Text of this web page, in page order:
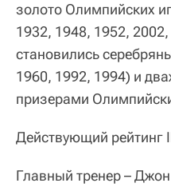
золото Олимпийских
1932, 1948, 1952,
становились
1960, 1992, 1994) и
призерами
Действующий рейтинг
Главный тренер –